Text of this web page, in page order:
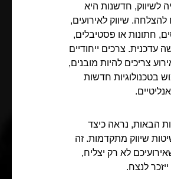
לשיווק, חדשנות היא
שיווק לאירועים,
חתונות או פסטיבלים,
עדכנית. צרכים ייחודיים
צריכים להיות מובנים,
בטכנולוגיות חדשות
הבאות, נראה כיצד
שיווק מתקדמות. זה
לא רק יצליח,
לנצח.